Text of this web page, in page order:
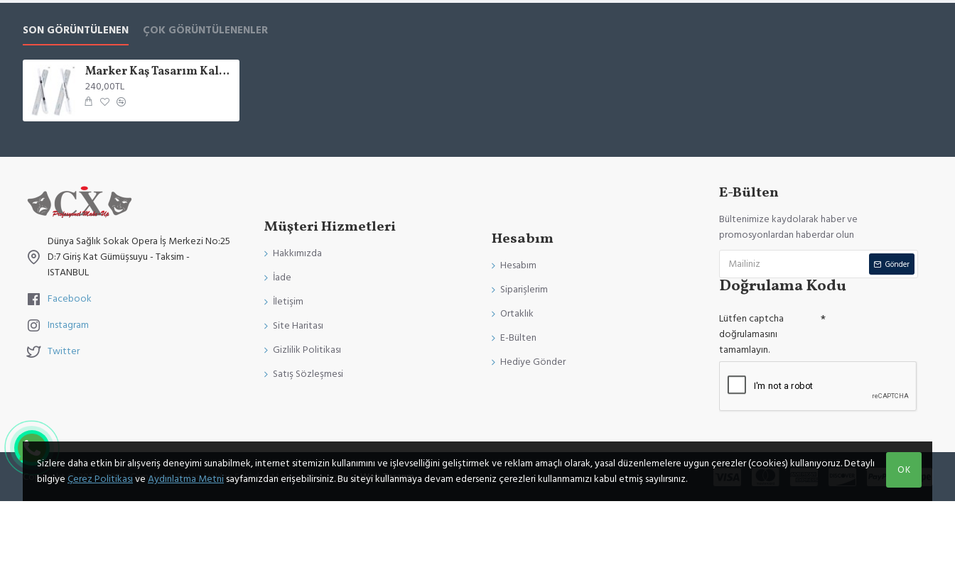
SON GÖRÜNTÜLENEN ÇOK GÖRÜNTÜLENENLER
Marker Kaş Tasarım Kalemi
240,00TL
Dünya Sağlık Sokak Opera İş Merkezi No:25
D:7 Giriş Kat Gümüşsuyu - Taksim -
ISTANBUL
Facebook
Instagram
Twitter
Müşteri Hizmetleri
Hakkımızda
İade
İletişim
Site Haritası
Gizlilik Politikası
Satış Sözleşmesi
Hesabım
Hesabım
Siparişlerim
Ortaklık
E-Bülten
Hediye Gönder
E-Bülten
Bültenimize kaydolarak haber ve
promosyonlardan haberdar olun
Gönder
Doğrulama Kodu
Lütfen captcha
doğrulamasını
tamamlayın.
Copyright © 2012 - 2023, Cxmakeup Bütün Hakları Saklıdır | Makyaj İçin Herşey...Web Tasarım OK
Sizlere daha etkin bir alışveriş deneyimi sunabilmek, internet sitemizin kullanımını ve işlevselliğini geliştirmek ve reklam amaçlı olarak, yasal düzenlemelere uygun çerezler (cookies) kullanıyoruz. Detaylı
bilgiye Çerez Politikasıve Aydınlatma Metnisayfamızdan erişebilirsiniz. Bu siteyi kullanmaya devam ederseniz çerezleri kullanmamızı kabul etmiş sayılırsınız.